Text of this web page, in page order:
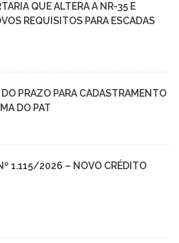
QUE ALTERA A NR-35 E
REQUISITOS PARA ESCADAS
PRAZO PARA CADASTRAMENTO
DO PAT
1.115/2026 – NOVO CRÉDITO